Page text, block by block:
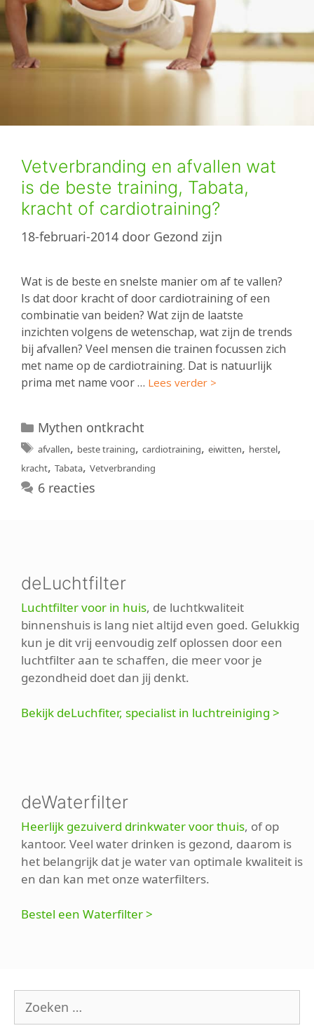
Vetverbranding en afvallen wat
is de beste training, Tabata,
kracht of cardiotraining?
18-februari-2014 door Gezond zijn
Wat is de beste en snelste manier om af te vallen?
Is dat door kracht of door cardiotraining of een
combinatie van beiden? Wat zijn de laatste
inzichten volgens de wetenschap, wat zijn de trends
bij afvallen? Veel mensen die trainen focussen zich
met name op de cardiotraining. Dat is natuurlijk
prima met name voor … Lees verder >
Categorieën
Mythen ontkracht
Tags
afvallen, beste training, cardiotraining, eiwitten, herstel,
kracht, Tabata, Vetverbranding
6 reacties
deLuchtfilter
Luchtfilter voor in huis, de luchtkwaliteit
binnenshuis is lang niet altijd even goed. Gelukkig
kun je dit vrij eenvoudig zelf oplossen door een
luchtfilter aan te schaffen, die meer voor je
gezondheid doet dan jij denkt.
Bekijk deLuchfiter, specialist in luchtreiniging >
deWaterfilter
Heerlijk gezuiverd drinkwater voor thuis, of op
kantoor. Veel water drinken is gezond, daarom is
het belangrijk dat je water van optimale kwaliteit is
en dan kan met onze waterfilters.
Bestel een Waterfilter >
naar: